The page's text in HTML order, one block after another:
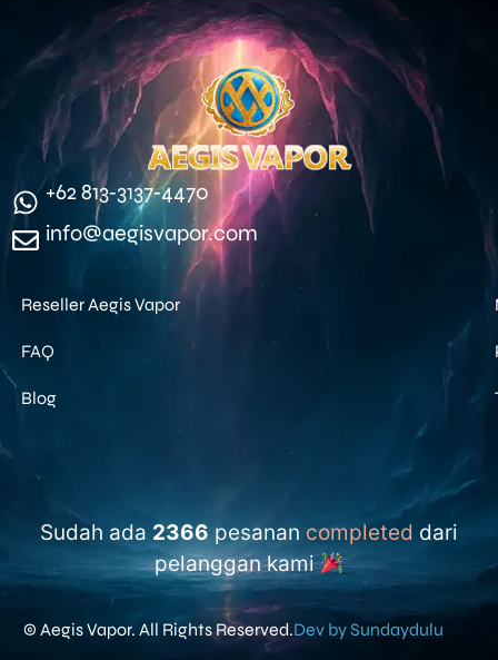
‪+62 813‑3137‑4470‬
info@aegisvapor.com
Reseller Aegis Vapor
FAQ
Blog
Sudah ada 2366 pesanan completed dari
pelanggan kami
© Aegis Vapor. All Rights Reserved.Dev by Sundaydulu